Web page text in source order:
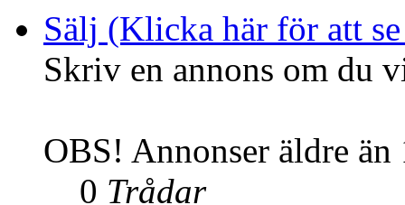
Sälj (Klicka här för att
Skriv en annons om du
OBS! Annonser äldre
0 Trådar